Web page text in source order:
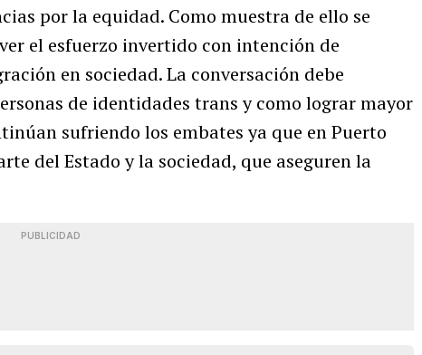
por la equidad. Como muestra de ello se
el esfuerzo invertido con intención de
en sociedad. La conversación debe
de identidades trans y como lograr mayor
sufriendo los embates ya que en Puerto
del Estado y la sociedad, que aseguren la
PUBLICIDAD